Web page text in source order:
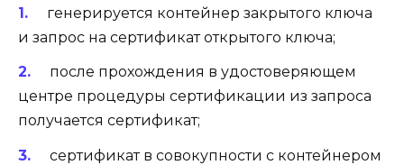
генерируется контейнер закрытого ключа
и запрос на сертификат открытого ключа;
после прохождения в удостоверяющем
центре процедуры сертификации из запроса
получается сертификат;
сертификат в совокупности с контейнером